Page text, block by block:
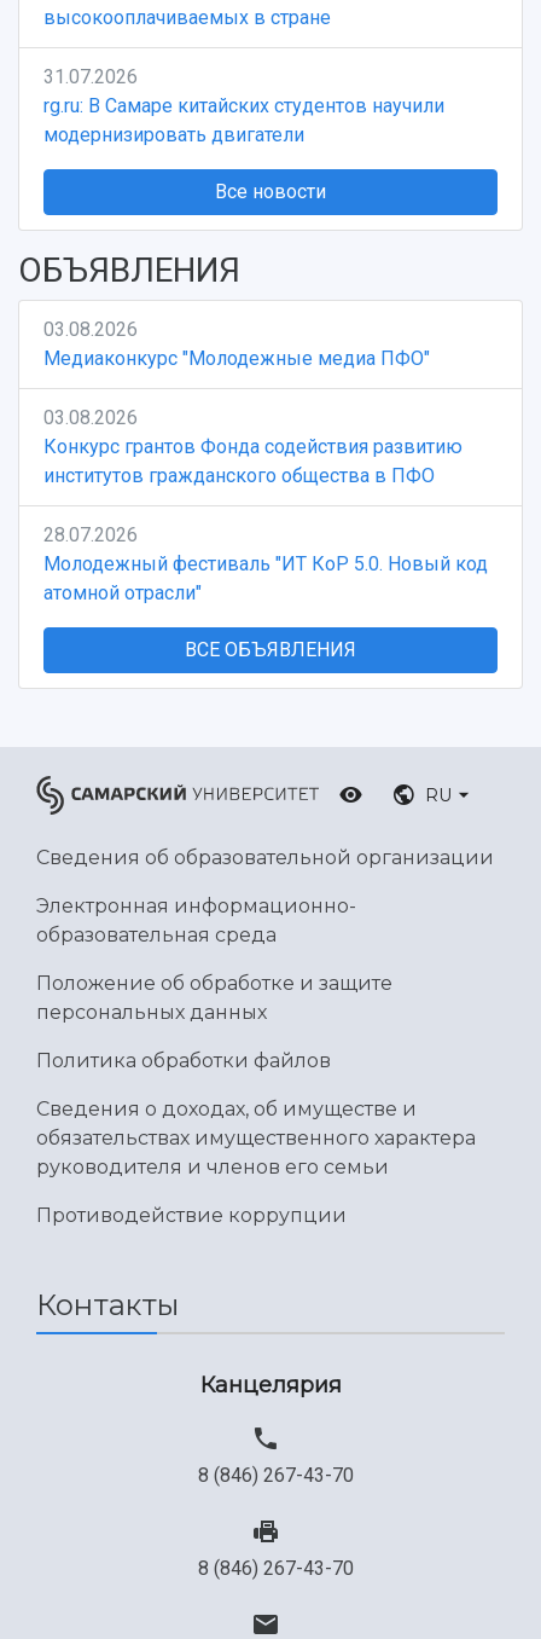
Учебный аэродром
Ботанический сад
Умный дом бабочек
Сведения об образовательной организации
Официальные документы
высокооплачиваемых в стране
31.07.2026
rg.ru: В Самаре китайских студентов научили
модернизировать двигатели
Все новости
ОБЪЯВЛЕНИЯ
03.08.2026
Медиаконкурс "Молодежные медиа ПФО"
03.08.2026
Конкурс грантов Фонда содействия развитию
институтов гражданского общества в ПФО
28.07.2026
Молодежный фестиваль "ИТ КоР 5.0. Новый код
атомной отрасли"
ВСЕ ОБЪЯВЛЕНИЯ
RU
Сведения об образовательной организации
Электронная информационно-
образовательная среда
Положение об обработке и защите
персональных данных
Политика обработки файлов
Сведения о доходах, об имуществе и
обязательствах имущественного характера
руководителя и членов его семьи
Противодействие коррупции
Контакты
Канцелярия
8 (846) 267-43-70
8 (846) 267-43-70